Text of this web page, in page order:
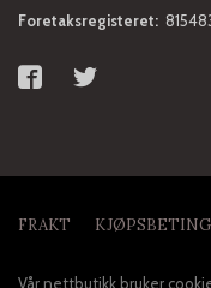
Foretaksregisteret:
FRAKT
Vår nettbutikk bruker